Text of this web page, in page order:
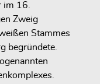
im 16.
Zweig
Stammes
begründete.